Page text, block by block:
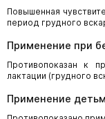
Повышенная
период грудного
Применение при
Противопоказан к
лактации (грудного
Применение